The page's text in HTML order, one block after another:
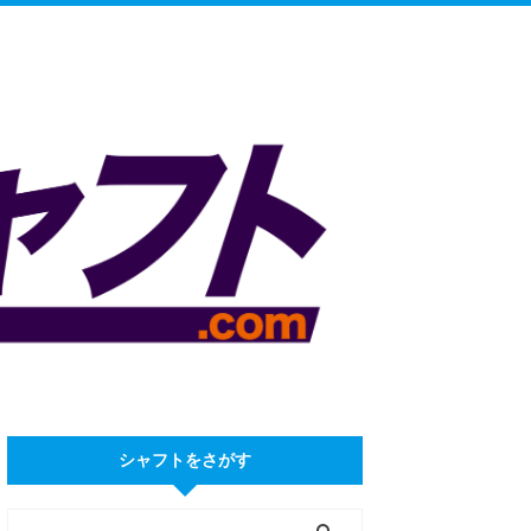
シャフトをさがす